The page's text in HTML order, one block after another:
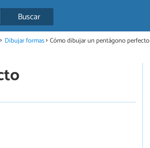
Buscar
Dibujar formas Cómo dibujar un pentágono perfecto